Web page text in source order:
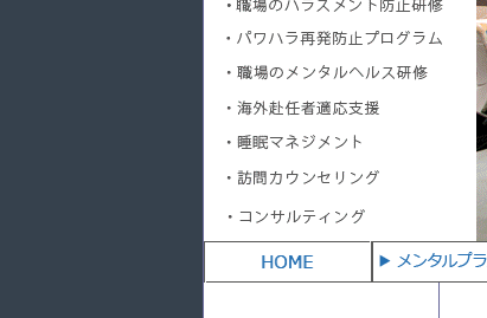
【メディア】毎日が発見ネット様